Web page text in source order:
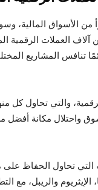
من الأسواق المالية،
آلاف العملات الرقمية
تنافس المشاريع
والتي تحاول كل
واحتلال مكانة أفضل
التي تحاول الحفاظ على
الإيثريوم والريبل، مع